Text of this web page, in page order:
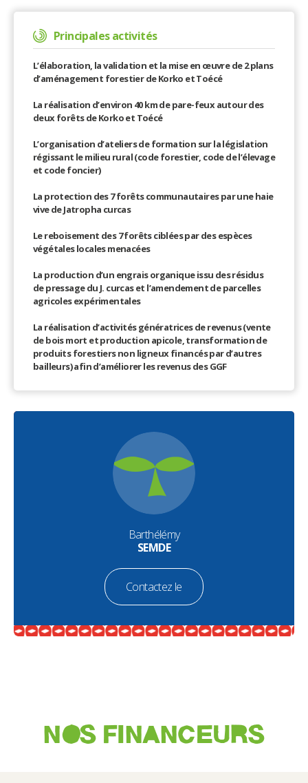
Principales activités
L’élaboration, la validation et la mise en œuvre de 2 plans
d’aménagement forestier de Korko et Toécé
La réalisation d’environ 40 km de pare-feux autour des
deux forêts de Korko et Toécé
L’organisation d’ateliers de formation sur la législation
régissant le milieu rural (code forestier, code de l’élevage
et code foncier)
La protection des 7 forêts communautaires par une haie
vive de Jatropha curcas
Le reboisement des 7 forêts ciblées par des espèces
végétales locales menacées
La production d’un engrais organique issu des résidus
de pressage du J. curcas et l’amendement de parcelles
agricoles expérimentales
La réalisation d’activités génératrices de revenus (vente
de bois mort et production apicole, transformation de
produits forestiers non ligneux financés par d’autres
bailleurs) afin d’améliorer les revenus des GGF
Barthélémy
SEMDE
Contactez le
NOS FINANCEURS